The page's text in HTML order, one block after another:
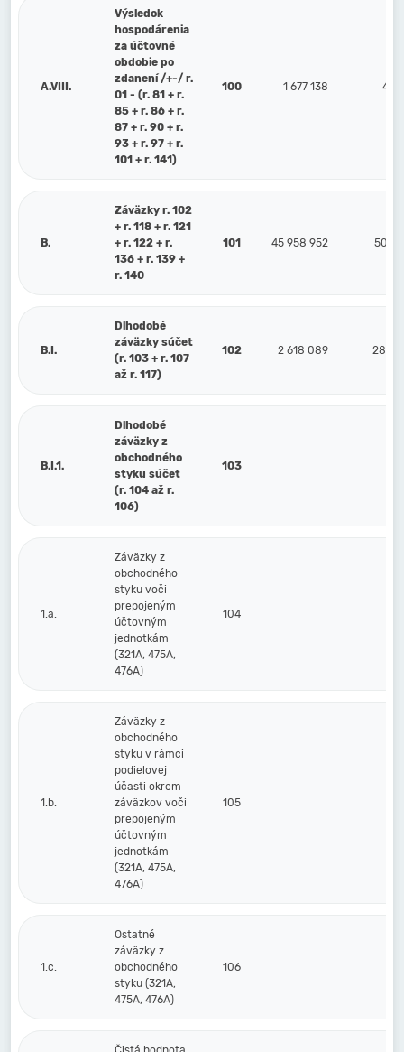
A.VIII.
Výsledok
hospodárenia
za účtovné
obdobie po
zdanení /+-/ r.
01 - (r. 81 + r.
85 + r. 86 + r.
87 + r. 90 + r.
93 + r. 97 + r.
101 + r. 141)
100 1 677 138 4
B.
Záväzky r. 102
+ r. 118 + r. 121
+ r. 122 + r.
136 + r. 139 +
r. 140
101 45 958 952 50
B.I.
Dlhodobé
záväzky súčet
(r. 103 + r. 107
až r. 117)
102 2 618 089 28
B.I.1.
Dlhodobé
záväzky z
obchodného
styku súčet
(r. 104 až r.
106)
103
1.a.
Záväzky z
obchodného
styku voči
prepojeným
účtovným
jednotkám
(321A, 475A,
476A)
104
1.b.
Záväzky z
obchodného
styku v rámci
podielovej
účasti okrem
záväzkov voči
prepojeným
účtovným
jednotkám
(321A, 475A,
476A)
105
1.c.
Ostatné
záväzky z
obchodného
styku (321A,
475A, 476A)
106